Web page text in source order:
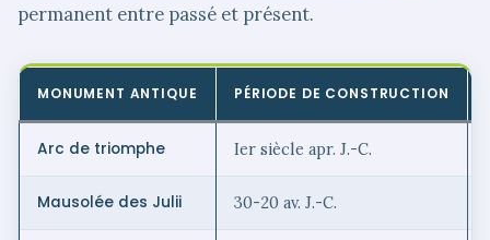
permanent entre passé et présent.
MONUMENT ANTIQUE PÉRIODE DE CONSTRUCTION
Arc de triomphe Ier siècle apr. J.-C.
Mausolée des Julii 30-20 av. J.-C.